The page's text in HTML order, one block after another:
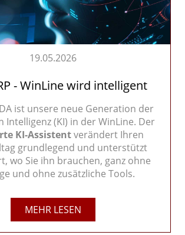
19.05.2026
- WinLine wird intelligent
ist unsere neue Generation der
Intelligenz (KI) in der WinLine. Der
KI-Assistentverändert Ihren
grundlegend und unterstützt
wo Sie ihn brauchen, ganz ohne
und ohne zusätzliche Tools.
MEHR LESEN